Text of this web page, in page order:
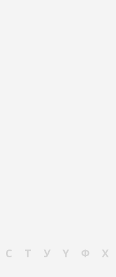
С Т У Ү Ф Х